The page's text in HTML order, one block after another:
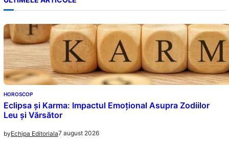
HOROSCOP
Eclipsa și Karma: Impactul Emoțional Asupra Zodiilor
Leu și Vărsător
byEchipa Editoriala7 august 2026